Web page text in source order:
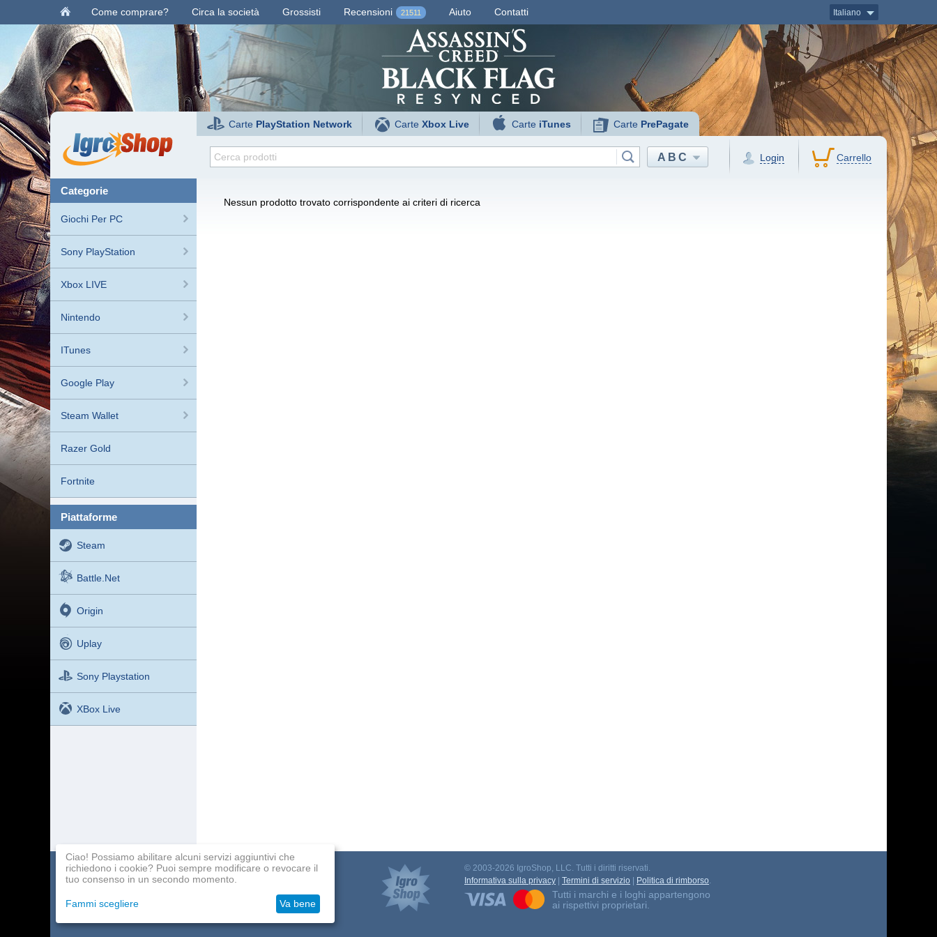
Come comprare? Circa la società Grossisti Recensioni 21511 Aiuto Contatti Italiano
Carte PlayStation Network CarteXbox Live Carte iTunes Carte PrePagate
ABC Login Carrello
categorie
Giochi Per PC
Sony PlayStation
Xbox LIVE
Nintendo
ITunes
Google Play
Steam Wallet
Razer Gold
Fortnite
piattaforme
Steam
Battle.net
Origin
Uplay
Sony Playstation
XBox Live
Nessun prodotto trovato corrispondente ai criteri di ricerca
Catalogo dei giochi
Pagamento
© 2003-2026 IgroShop, LLC. Tutti i diritti riservati.
Informativa sulla privacy
Termini di servizio Politica di rimborso.
Tutti i marchi e i loghi appartengono
ai rispettivi proprietari.
Ciao! Possiamo abilitare alcuni servizi aggiuntivi che
richiedono i cookie? Puoi sempre modificare o revocare il
tuo consenso in un secondo momento.
Fammi scegliere Va bene